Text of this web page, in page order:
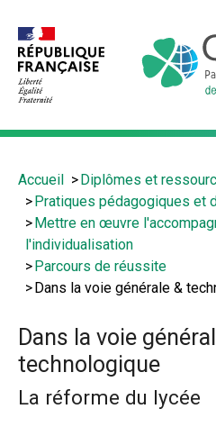
contenu
principal
Vous
êtes
Accueil
Diplômes et
Pratiques pédagogiques et
Mettre en œuvre
l'individualisation
Parcours de réussite
Dans la voie générale &
Dans la voie
technologique
La réforme du lycée